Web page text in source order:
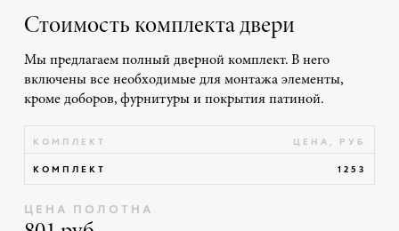
Стоимость комплекта двери
Мы предлагаем полный дверной комплект. В него
включены все необходимые для монтажа элементы,
кроме доборов, фурнитуры и покрытия патиной.
КОМПЛЕКТ ЦЕНА, РУБ
КОМПЛЕКТ 1253
ЦЕНА ПОЛОТНА